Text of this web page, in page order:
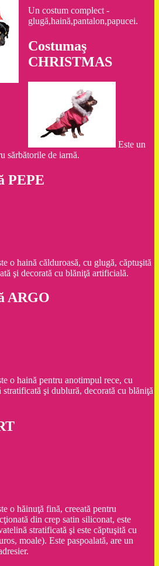
Un costum complect -
glugă,haină,pantalon,papucei.
Costumaş
CHRISTMAS
Este un
sărbătorile de iarnă.
PEPE
o haină călduroasă, cu glugă, căptuşită
şi decorată cu blăniţă artificială.
ARGO
o haină pentru anotimpul rece, cu
şi dublură, decorată cu blăniţă
o hăinuţă fină, creeată pentru
din crep satin siliconat, este
stratificată şi este căptuşită cu
moale). Este paspoalată, are un